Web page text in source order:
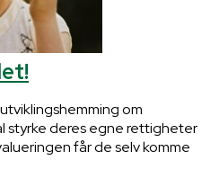
om
styrke deres egne rettigheter
får de selv komme